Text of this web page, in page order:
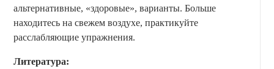
альтернативные, «здоровые», варианты. Больше
находитесь на свежем воздухе, практикуйте
расслабляющие упражнения.
Литература: